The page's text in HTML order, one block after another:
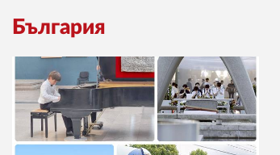
България